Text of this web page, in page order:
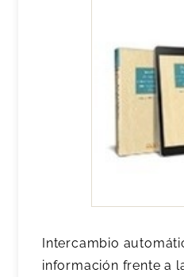
Intercambio
información frente a